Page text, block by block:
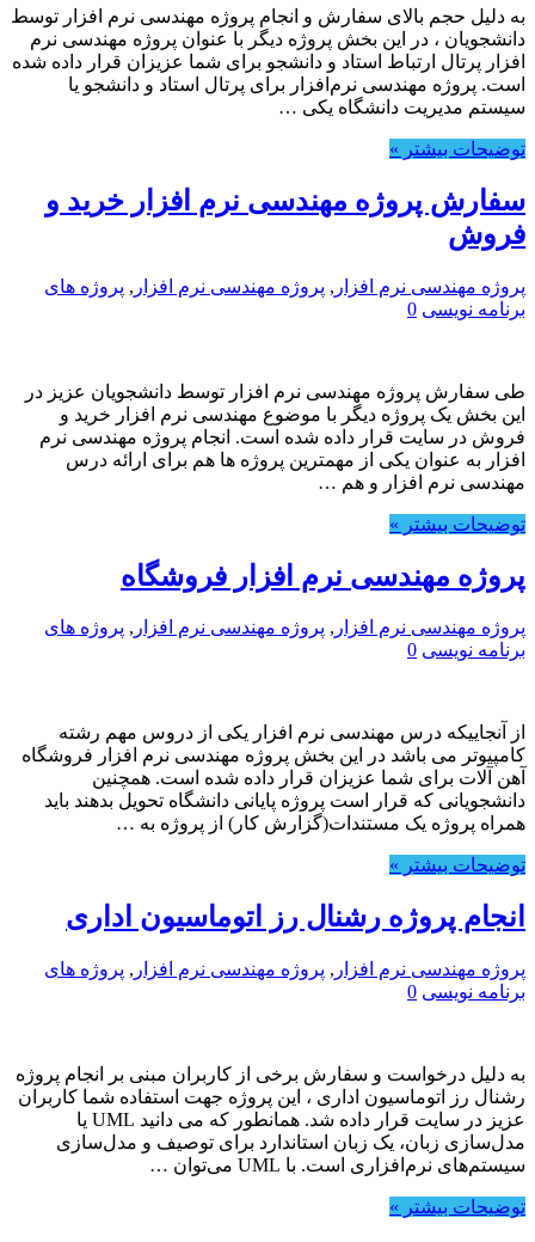
به دلیل حجم بالای سفارش و انجام پروژه مهندسی نرم افزار توسط
دانشجویان ، در این بخش پروژه دیگر با عنوان پروژه مهندسی نرم
افزار پرتال ارتباط استاد و دانشجو برای شما عزیزان قرار داده شده
است. پروژه مهندسی نرم‌افزار برای پرتال استاد و دانشجو یا
سیستم مدیریت دانشگاه یکی …
توضیحات بیشتر »
سفارش پروژه مهندسی نرم افزار خرید و
فروش
پروژه مهندسی نرم افزار , پروژه مهندسی نرم افزار , پروژه های
برنامه نویسی 0
طی سفارش پروژه مهندسی نرم افزار توسط دانشجویان عزیز در
این بخش یک پروژه دیگر با موضوع مهندسی نرم افزار خرید و
فروش در سایت قرار داده شده است. انجام پروژه مهندسی نرم
افزار به عنوان یکی از مهمترین پروژه ها هم برای ارائه درس
مهندسی نرم افزار و هم …
توضیحات بیشتر »
پروژه مهندسی نرم افزار فروشگاه
پروژه مهندسی نرم افزار , پروژه مهندسی نرم افزار , پروژه های
برنامه نویسی 0
از آنجاییکه درس مهندسی نرم افزار یکی از دروس مهم رشته
کامپیوتر می باشد در این بخش پروژه مهندسی نرم افزار فروشگاه
آهن آلات برای شما عزیزان قرار داده شده است. همچنین
دانشجویانی که قرار است پروژه پایانی دانشگاه تحویل بدهند باید
همراه پروژه یک مستندات(گزارش کار) از پروژه به …
توضیحات بیشتر »
انجام پروژه رشنال رز اتوماسیون اداری
پروژه مهندسی نرم افزار , پروژه مهندسی نرم افزار , پروژه های
برنامه نویسی 0
به دلیل درخواست و سفارش برخی از کاربران مبنی بر انجام پروژه
رشنال رز اتوماسیون اداری ، این پروژه جهت استفاده شما کاربران
عزیز در سایت قرار داده شد. همانطور که می دانید UML یا
مدل‌سازی زبان، یک زبان استاندارد برای توصیف و مدل‌سازی
سیستم‌های نرم‌افزاری است. با UML می‌توان …
توضیحات بیشتر »